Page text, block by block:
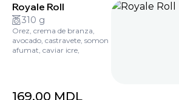
Royale Roll
310 g
Orez, crema de branza,
avocado, castravete, somon
afumat, caviar icre,
169,00 MDL